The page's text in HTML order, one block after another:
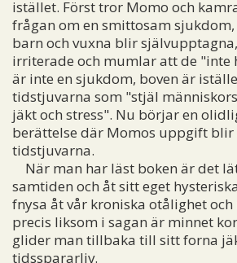
istället. Först tror Momo och
frågan om en smittosam
barn och vuxna blir
irriterade och mumlar att de "inte
är inte en sjukdom, boven är
tidstjuvarna som "stjäl
jäkt och stress". Nu börjar en
berättelse där Momos uppgift
tidstjuvarna.
När man har läst boken är det
samtiden och åt sitt eget
fnysa åt vår kroniska otålighet
precis liksom i sagan är minnet
glider man tillbaka till sitt forna
tidsspararliv.